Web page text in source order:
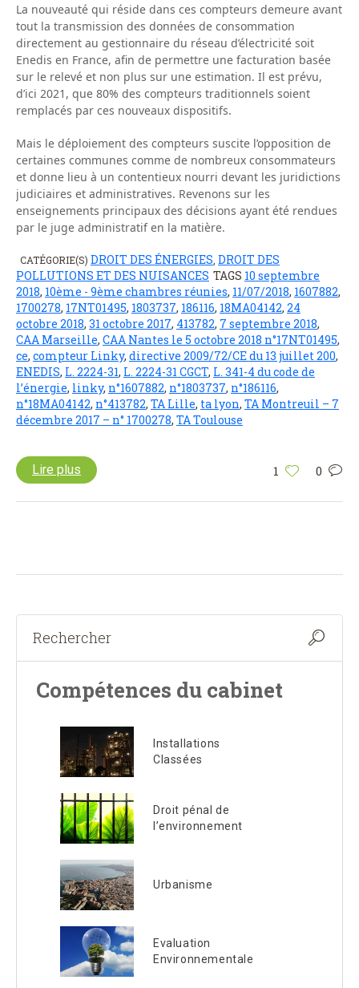
La nouveauté qui réside dans ces compteurs demeure avant
tout la transmission des données de consommation
directement au gestionnaire du réseau d’électricité soit
Enedis en France, afin de permettre une facturation basée
sur le relevé et non plus sur une estimation. Il est prévu,
d’ici 2021, que 80% des compteurs traditionnels soient
remplacés par ces nouveaux dispositifs.
Mais le déploiement des compteurs suscite l’opposition de
certaines communes comme de nombreux consommateurs
et donne lieu à un contentieux nourri devant les juridictions
judiciaires et administratives. Revenons sur les
enseignements principaux des décisions ayant été rendues
par le juge administratif en la matière.
CATÉGORIE(S) DROIT DES ÉNERGIES DROIT DES
POLLUTIONS ET DES NUISANCES TAGS 10 septembre
2018, 10ème - 9ème chambres réunies, 11/07/2018, 1607882,
1700278, 17NT01495, 1803737, 186116, 18MA04142, 24
octobre 2018, 31 octobre 2017, 413782, 7 septembre 2018,
CAA Marseille, CAA Nantes le 5 octobre 2018 n°17NT01495,
ce, compteur Linky, directive 2009/72/CE du 13 juillet 200,
ENEDIS, L. 2224-31, L. 2224-31 CGCT, L. 341-4 du code de
l’énergie, linky, n°1607882, n°1803737, n°186116,
n°18MA04142, n°413782, TA Lille, ta lyon, TA Montreuil – 7
décembre 2017 – n° 1700278, TA Toulouse
1 0
Lire plus
Compétences du cabinet
Installations
Classées
Droit pénal de
l’environnement
Urbanisme
Evaluation
Environnementale